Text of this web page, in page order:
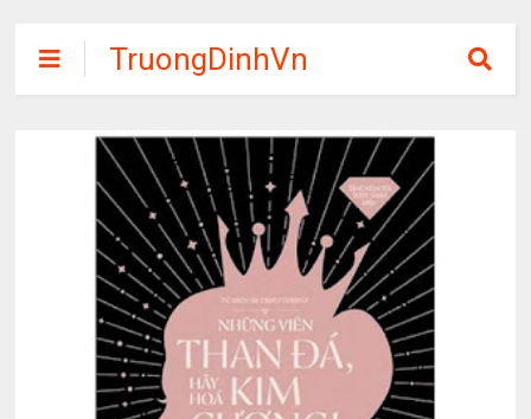
TruongDinhVn
Chia sẽ ebook,
các khóa học,
phần mềm học
tập miễn phí